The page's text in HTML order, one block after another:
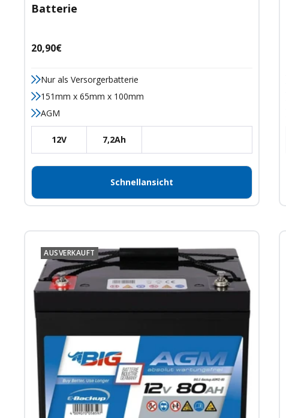
Batterie
Angebotspreis
20,90€
Nur als Versorgerbatterie
151mm x 65mm x 100mm
AGM
12V 7,2Ah
Schnellansicht
AUSVERKAUFT